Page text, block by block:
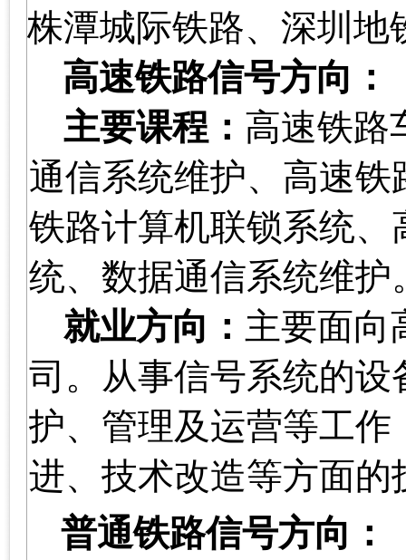
株潭城际铁路、深圳地
高速铁路信号方向：
主要课程： 高速铁路
通信系统维护、高速
铁路计算机联锁系统
统、数据通信系统维护
就业方向： 主要面向
司。从事信号系统的
护、管理及运营等工
进、技术改造等方面的
普通铁路信号方向：